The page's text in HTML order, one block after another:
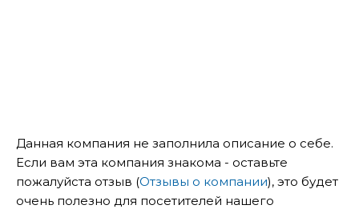
Данная компания не заполнила описание о себе.
Если вам эта компания знакома - оставьте
пожалуйста отзыв (Отзывы о компании), это будет
очень полезно для посетителей нашего